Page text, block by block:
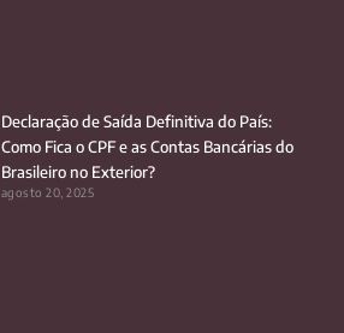
Declaração de Saída Definitiva do País:
Como Fica o CPF e as Contas Bancárias do
Brasileiro no Exterior?
agosto 20, 2025